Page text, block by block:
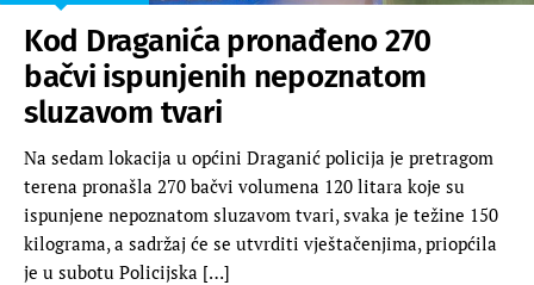
Kod Draganića pronađeno 270
bačvi ispunjenih nepoznatom
sluzavom tvari
Na sedam lokacija u općini Draganić policija je pretragom
terena pronašla 270 bačvi volumena 120 litara koje su
ispunjene nepoznatom sluzavom tvari, svaka je težine 150
kilograma, a sadržaj će se utvrditi vještačenjima, priopćila
je u subotu Policijska […]